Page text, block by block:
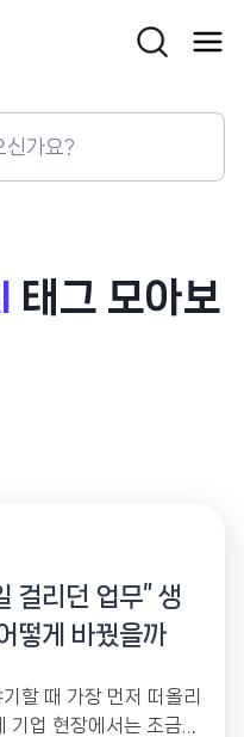
태그 모아보
걸리던 업무” 생
떻게 바꿨을까
할 때 가장 먼저 떠올리
기업 현장에서는 조금